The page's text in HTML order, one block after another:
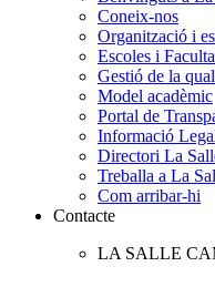
Coneix-nos
Organització i
Escoles i
Gestió de la
Model acadèmic
Portal de
Informació
Directori La
Treballa a La
Com arribar-hi
Contacte
LA SALLE